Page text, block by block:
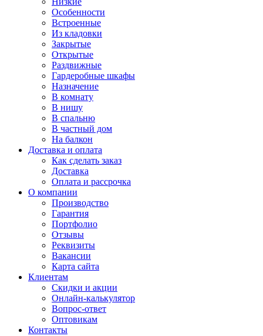
Особенности
Встроенные
Из кладовки
Закрытые
Открытые
Раздвижные
Гардеробные шкафы
Назначение
В комнату
В нишу
В спальню
В частный дом
На балкон
Доставка и оплата
Как сделать заказ
Доставка
Оплата и рассрочка
О компании
Производство
Гарантия
Портфолио
Отзывы
Реквизиты
Вакансии
Карта сайта
Клиентам
Скидки и акции
Онлайн-калькулятор
Вопрос-ответ
Оптовикам
Контакты